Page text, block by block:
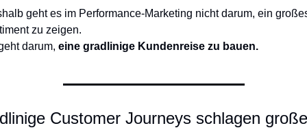
geht es im Performance-Marketing nicht darum, ein
zu zeigen.
darum, eine gradlinige Kundenreise zu bauen.
Customer Journeys schlagen große